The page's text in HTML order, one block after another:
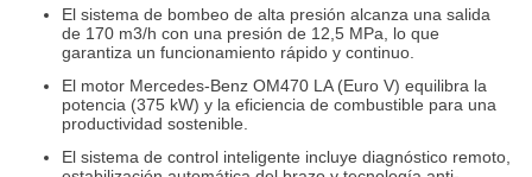
El sistema de bombeo de alta presión alcanza una salida
de 170 m3/h con una presión de 12,5 MPa, lo que
garantiza un funcionamiento rápido y continuo.
El motor Mercedes-Benz OM470 LA (Euro V) equilibra la
potencia (375 kW) y la eficiencia de combustible para una
productividad sostenible.
El sistema de control inteligente incluye diagnóstico remoto,